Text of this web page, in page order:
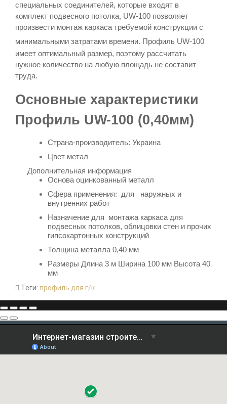
специальных соединителей, которые входят в
комплект подвесного потолка, UW-100 позволяет
произвести монтаж каркаса требуемой конструкции с
минимальными затратами времени. Профиль UW-100
имеет оптимальный размер, поэтому рассчитать
нужное количество на любую площадь не составит
труда.
Основные характеристики
Профиль UW-100 (0,40мм)
Страна-производитель: Украина
Цвет метал
Дополнительная информация
Основа оцинкованный металл
Сфера применения: для наружных и
внутренних работ
Назначение для монтажа каркаса для
подвесных потолков, облицовки стен и прочих
гипсокартонных конструкций
Толщина металла 0,40 мм
Размеры Длина 3 м Ширина 100 мм Высота 40
мм
Теги: профиль для г/к